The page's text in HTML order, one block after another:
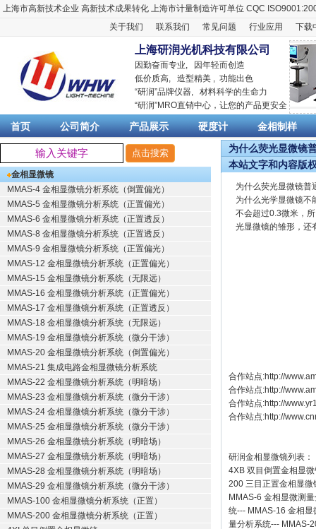
上海市高新技术企业 高新技术成果转化 上海市计量制造许可单位 CQC
关于我们
联系我们 常见问题 行业应用 下载
上海研润光机科技有限公司
因勤奋而专业, 因年轻而创造
低价质高, 造型精美 , 功能出色
“研润”品牌仪器, 材料科学的生命力
“研润”MRO直销中心，让您的产品更安全
首页 公司简介 产品展示 硬度计 金相制样
金相显微镜
MMAS-4 金相显微镜分析系统（倒置偏光）
MMAS-5 金相显微镜分析系统（正置偏光）
MMAS-6 金相显微镜分析系统（正置透反）
MMAS-8 金相显微镜分析系统（正置透反）
MMAS-9 金相显微镜分析系统（正置偏光）
MMAS-12 金相显微镜分析系统（正置偏光）
MMAS-15 金相显微镜分析系统（无限远）
MMAS-16 金相显微镜分析系统（正置偏光）
MMAS-17 金相显微镜分析系统（正置透反）
MMAS-18 金相显微镜分析系统（无限远）
MMAS-19 金相显微镜分析系统（微分干涉）
MMAS-20 金相显微镜分析系统（倒置偏光）
MMAS-21 集成电路金相显微镜分析系统
MMAS-22 金相显微镜分析系统（明暗场）
MMAS-23 金相显微镜分析系统（微分干涉）
MMAS-24 金相显微镜分析系统（微分干涉）
MMAS-25 金相显微镜分析系统（微分干涉）
MMAS-26 金相显微镜分析系统（明暗场）
MMAS-27 金相显微镜分析系统（明暗场）
MMAS-28 金相显微镜分析系统（明暗场）
MMAS-29 金相显微镜分析系统（微分干涉）
MMAS-100 金相显微镜分析系统（正置）
MMAS-200 金相显微镜分析系统（正置）
为什么荧光显微镜
本站文字和内容版
为什么荧光显微镜普
为什么光学显微镜不
不会超过0.3微米，
光显微镜的雏形，还
合作站点:http://
合作站点:http://
合作站点:http://
合作站点:http://
研润金相显微镜列表：
4XB 双目倒置金相显
200 三目正置金相显微
MMAS-6 金相显微测
统--- MMAS-16 金相显
量分析系统--- MMAS-